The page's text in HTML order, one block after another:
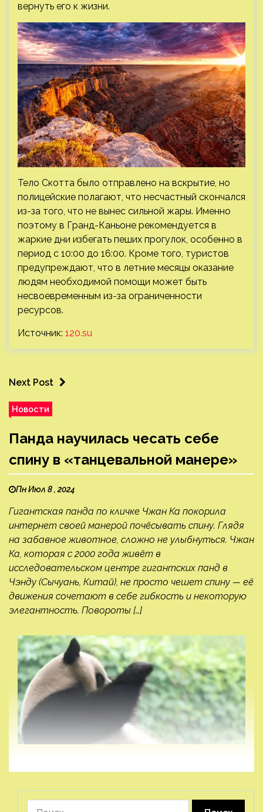
вернуть его к жизни.
Тело Скотта было отправлено на вскрытие, но
полицейские полагают, что несчастный скончался
из-за того, что не вынес сильной жары. Именно
поэтому в Гранд-Каньоне рекомендуется в
жаркие дни избегать пеших прогулок, особенно в
период с 10:00 до 16:00. Кроме того, туристов
предупреждают, что в летние месяцы оказание
людям необходимой помощи может быть
несвоевременным из-за ограниченности
ресурсов.
Источник: 120.su
Next Post
Новости
Панда научилась чесать себе
спину в «танцевальной манере»
Пн Июл 8 , 2024
Гигантская панда по кличке Чжан Ка покорила
интернет своей манерой почёсывать спину. Глядя
на забавное животное, сложно не улыбнуться. Чжан
Ка, которая с 2000 года живёт в
исследовательском центре гигантских панд в
Чэнду (Сычуань, Китай), не просто чешет спину — её
движения сочетают в себе гибкость и некоторую
элегантность. Повороты […]